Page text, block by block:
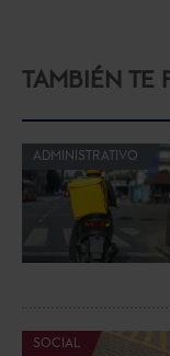
TAMBIÉN TE
ADMINISTRATIVO
SOCIAL